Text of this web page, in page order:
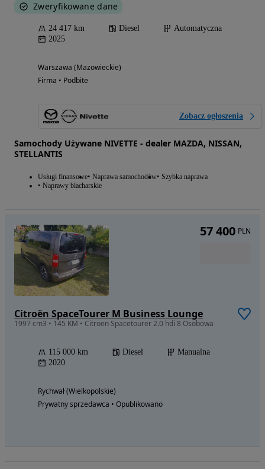
Zweryfikowane dane
24 417 km Diesel
Automatyczna
2025
Warszawa (Mazowieckie)
Firma • Podbite
Zobacz ogłoszenia
Samochody Używane NIVETTE - dealer MAZDA, NISSAN,
STELLANTIS
Usługi finansowe Naprawa samochodów Szybka naprawa
Naprawy blacharskie
Citroën SpaceTourer M Business Lounge
1997 cm3 • 145 KM • Citroen Spacetourer 2.0 hdi 8 Osobowa
115 000 km Diesel
Manualna
2020
Rychwał (Wielkopolskie)
Prywatny sprzedawca • Opublikowano
57 400 PLN